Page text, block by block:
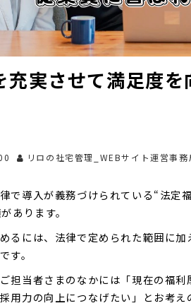
充実させて満足度
リロの社宅管理_WEBサイト運営事務
で導入が義務づけられている“法定
あります。
るには、法律で定められた範囲に
す。
担当者さまのなかには「現在の福利
用力の向上につなげたい」とお考